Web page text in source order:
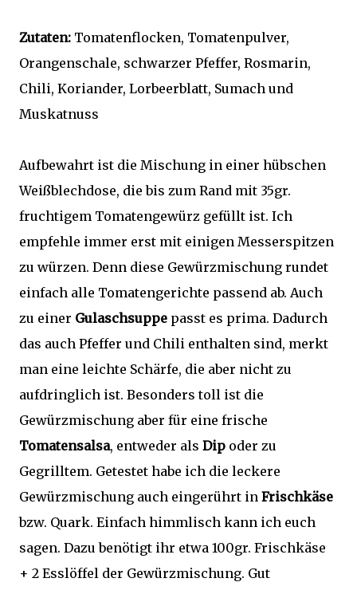
Zutaten: Tomatenflocken, Tomatenpulver,
Orangenschale, schwarzer Pfeffer, Rosmarin,
Chili, Koriander, Lorbeerblatt, Sumach und
Muskatnuss
Aufbewahrt ist die Mischung in einer hübschen
Weißblechdose, die bis zum Rand mit 35gr.
fruchtigem Tomatengewürz gefüllt ist. Ich
empfehle immer erst mit einigen Messerspitzen
zu würzen. Denn diese Gewürzmischung rundet
einfach alle Tomatengerichte passend ab. Auch
zu einer Gulaschsuppe passt es prima. Dadurch
das auch Pfeffer und Chili enthalten sind, merkt
man eine leichte Schärfe, die aber nicht zu
aufdringlich ist. Besonders toll ist die
Gewürzmischung aber für eine frische
Tomatensalsa, entweder als Dip oder zu
Gegrilltem. Getestet habe ich die leckere
Gewürzmischung auch eingerührt in Frischkäse
bzw. Quark. Einfach himmlisch kann ich euch
sagen. Dazu benötigt ihr etwa 100gr. Frischkäse
+ 2 Esslöffel der Gewürzmischung. Gut